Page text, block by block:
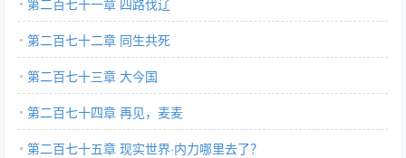
第二百七十一章 四路伐辽
第二百七十二章 同生共死
第二百七十三章 大今国
第二百七十四章 再见，麦麦
第二百七十五章 现实世界·内力哪里去了？